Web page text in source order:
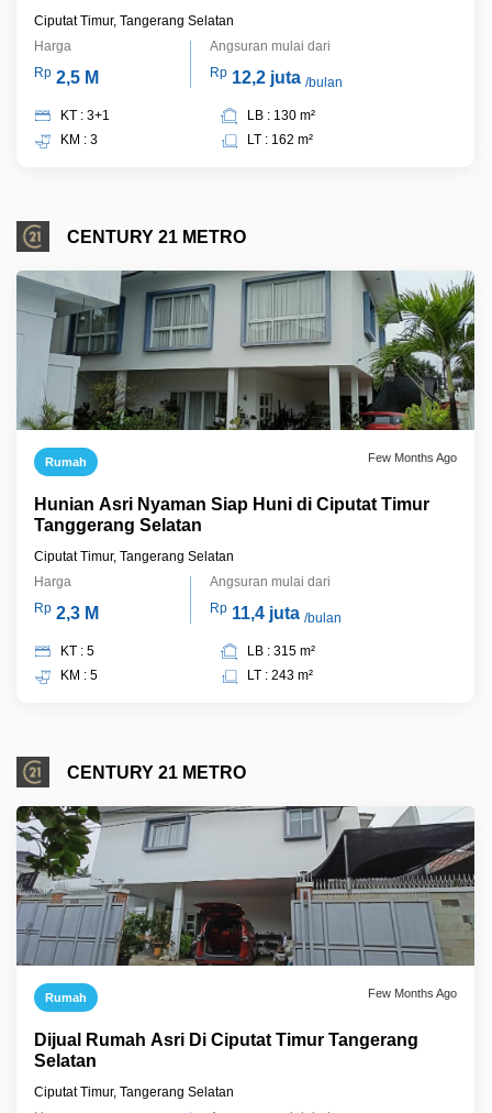
Ciputat Timur, Tangerang Selatan
Harga
Rp 2,5 M
Angsuran mulai dari
Rp 12,2 juta /bulan
KT : 3+1
KM : 3
LB : 130 m²
LT : 162 m²
CENTURY 21 METRO
Rumah Few Months Ago
Hunian Asri Nyaman Siap Huni di Ciputat Timur
Tanggerang Selatan
Ciputat Timur, Tangerang Selatan
Harga
Rp 2,3 M
Angsuran mulai dari
Rp 11,4 juta /bulan
KT : 5
KM : 5
LB : 315 m²
LT : 243 m²
CENTURY 21 METRO
Rumah Few Months Ago
Dijual Rumah Asri Di Ciputat Timur Tangerang
Selatan
Ciputat Timur, Tangerang Selatan